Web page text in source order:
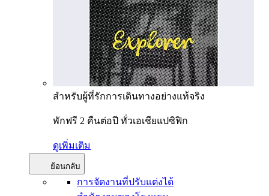
สำหรับผู้ที่รักการเดินทางอย่างแท้จริง
พักฟรี 2 คืนต่อปี ทั่วเอเชียแปซิฟิก
ดูเพิ่มเติม
ย้อนกลับ
การจัดงานที่ปรับแต่งได้